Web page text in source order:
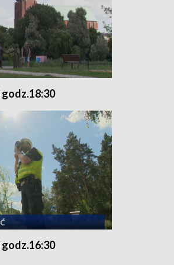
godz.18:30
godz.16:30